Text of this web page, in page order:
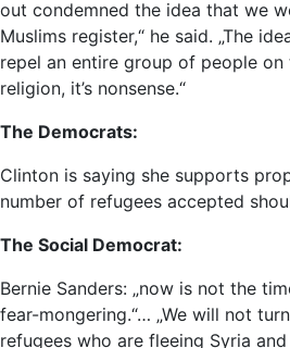
out condemned the idea that we
Muslims register,“ he said. „The
repel an entire group of people
religion, it’s nonsense.“
The Democrats:
Clinton is saying she supports
number of refugees accepted
The Social Democrat:
Bernie Sanders: „now is not the
fear-mongering.“… „We will not
refugees who are fleeing Syria